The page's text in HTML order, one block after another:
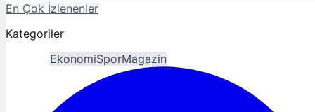
En Çok İzlenenler
Kategoriler
EkonomiSporMagazin